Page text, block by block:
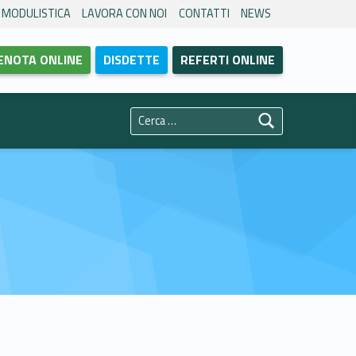
MODULISTICA LAVORA CON NOI CONTATTI NEWS
ONLINE DISDETTE REFERTI ONLINE